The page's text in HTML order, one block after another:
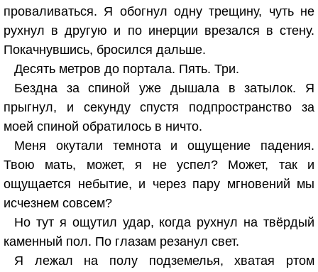
проваливаться. Я обогнул одну трещину, чуть не
рухнул в другую и по инерции врезался в стену.
Покачнувшись, бросился дальше.
Десять метров до портала. Пять. Три.
Бездна за спиной уже дышала в затылок. Я
прыгнул, и секунду спустя подпространство за
моей спиной обратилось в ничто.
Меня окутали темнота и ощущение падения.
Твою мать, может, я не успел? Может, так и
ощущается небытие, и через пару мгновений мы
исчезнем совсем?
Но тут я ощутил удар, когда рухнул на твёрдый
каменный пол. По глазам резанул свет.
Я лежал на полу подземелья, хватая ртом